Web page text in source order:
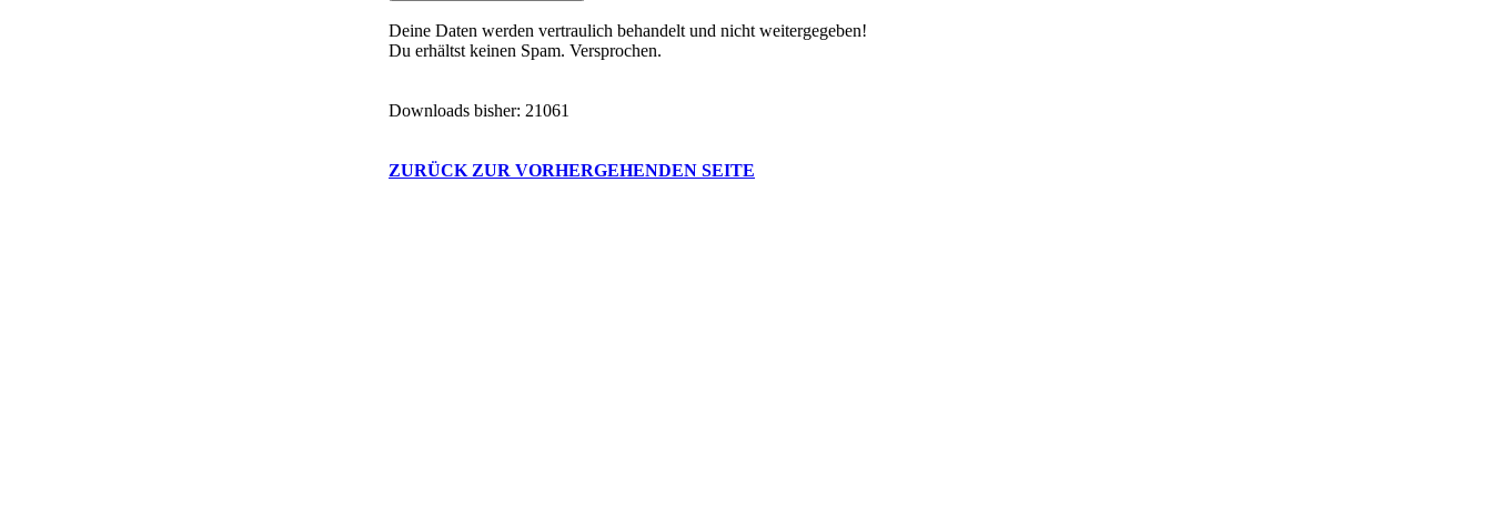
Deine Daten werden vertraulich behandelt und nicht weitergegeben!
Du erhältst keinen Spam. Versprochen.
Downloads bisher: 21061
ZURÜCK ZUR VORHERGEHENDEN SEITE